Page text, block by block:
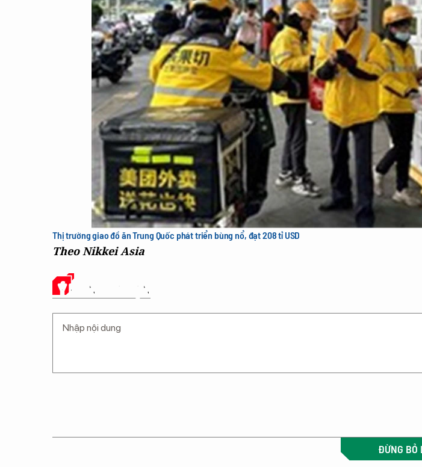
Thị trường giao đồ ăn Trung Quốc phát triển bùng nổ, đạt 208 tỉ USD
Theo Nikkei Asia
Ý KIẾN CỦA BẠN
ĐỪNG BỎ